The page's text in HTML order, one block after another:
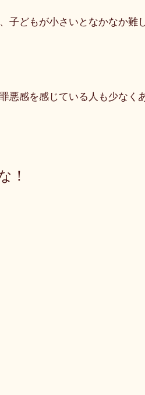
子どもが小さいとなかなか難
悪感を感じている人も少なく
！